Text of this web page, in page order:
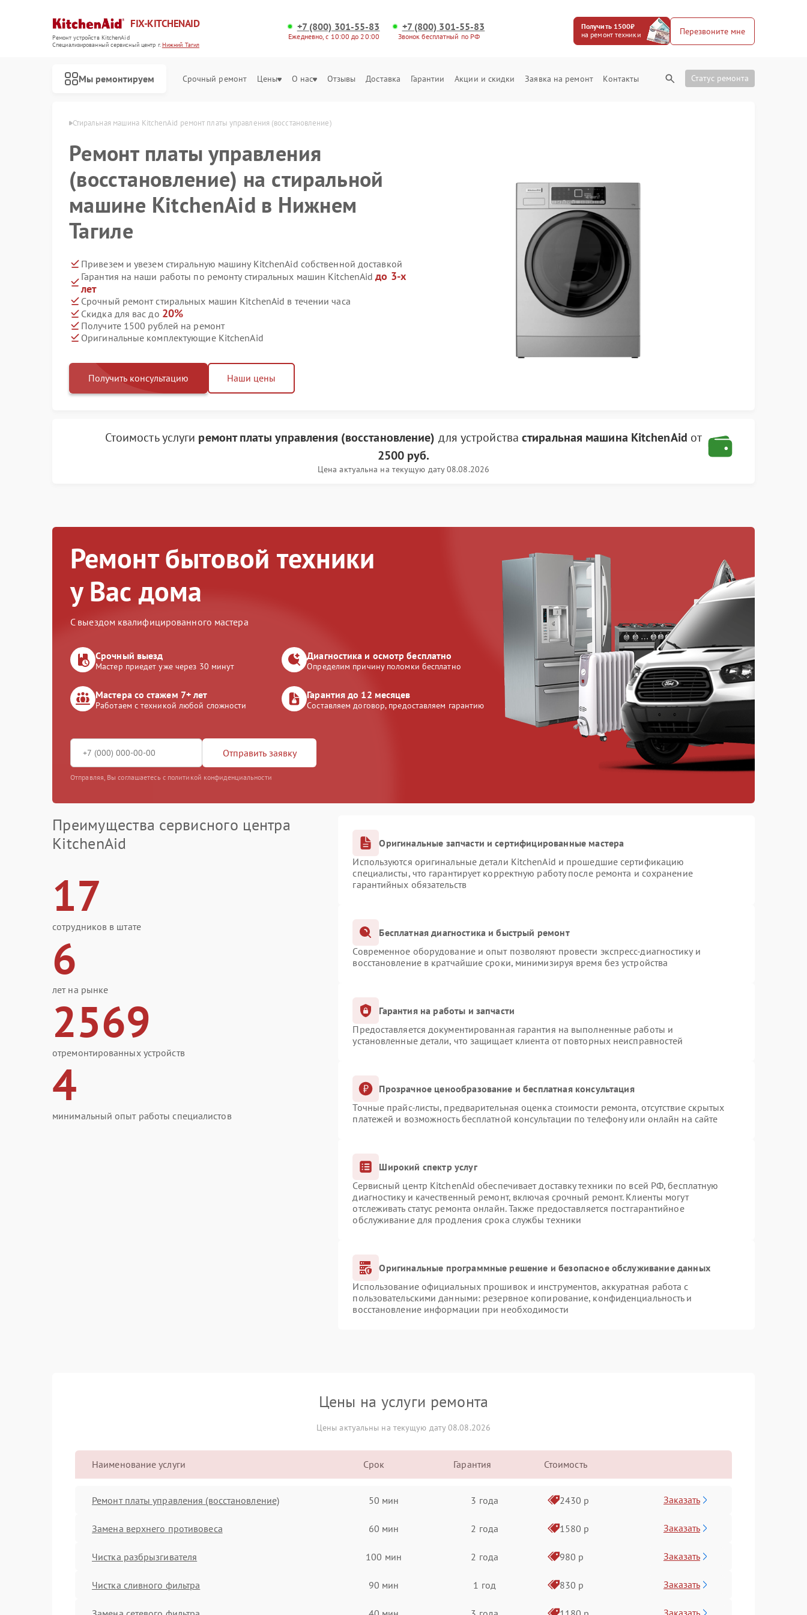
FIX-KITCHENAID
Ремонт устройств KitchenAid
Специализированный cервисный центр г.Нижний Тагил
+7 (800) 301-55-83
Ежедневно, с 10:00 до 20:00
+7 (800) 301-55-83
Звонок бесплатный по РФ
Получить 1500₽
на ремонт техники
Перезвоните мне
Мы ремонтируем Срочный ремонт Цены О нас Отзывы Доставка Гарантии Акции и скидки Заявка на ремонт Контакты Статус ремонта
Стиральная машина KitchenAid ремонт платы управления (восстановление)
Ремонт платы управления
(восстановление) на стиральной
машине KitchenAid в Нижнем
Тагиле
Привезем и увезем стиральную машину KitchenAid собственной доставкой
Гарантия на наши работы по ремонту стиральных машин KitchenAidдо 3-х
лет
Срочный ремонт стиральных машин KitchenAid в течении часа
Скидка для вас до 20%
Получите 1500 рублей на ремонт
Оригинальные комплектующие KitchenAid
Получить консультацию Наши цены
Стоимость услуги ремонт платы управления (восстановление) для устройствастиральная машина KitchenAid от
2500 руб.
Цена актуальна на текущую дату 08.08.2026
Ремонт бытовой техники
у Вас дома
С выездом квалифицированного мастера
Срочный выезд
Мастер приедет уже через 30 минут
Диагностика и осмотр бесплатно
Определим причину поломки бесплатно
Мастера со стажем 7+ лет
Работаем с техникой любой сложности
Гарантия до 12 месяцев
Составляем договор, предоставляем гарантию
Отправить заявку
Отправляя, Вы соглашаетесь с политикой конфиденциальности
Преимущества сервисного центра
KitchenAid
17
сотрудников в штате
6
лет на рынке
2569
отремонтированных устройств
4
минимальный опыт работы специалистов
Оригинальные запчасти и сертифицированные мастера
Используются оригинальные детали KitchenAid и прошедшие сертификацию
специалисты, что гарантирует корректную работу после ремонта и сохранение
гарантийных обязательств
Бесплатная диагностика и быстрый ремонт
Современное оборудование и опыт позволяют провести экспресс-диагностику и
восстановление в кратчайшие сроки, минимизируя время без устройства
Гарантия на работы и запчасти
Предоставляется документированная гарантия на выполненные работы и
установленные детали, что защищает клиента от повторных неисправностей
Прозрачное ценообразование и бесплатная консультация
Точные прайс-листы, предварительная оценка стоимости ремонта, отсутствие скрытых
платежей и возможность бесплатной консультации по телефону или онлайн на сайте
Широкий спектр услуг
Сервисный центр KitchenAid обеспечивает доставку техники по всей РФ, бесплатную
диагностику и качественный ремонт, включая срочный ремонт. Клиенты могут
отслеживать статус ремонта онлайн. Также предоставляется постгарантийное
обслуживание для продления срока службы техники
Оригинальные программные решение и безопасное обслуживание данных
Использование официальных прошивок и инструментов, аккуратная работа с
пользовательскими данными: резервное копирование, конфиденциальность и
восстановление информации при необходимости
Цены на услуги ремонта
Цены актуальны на текущую дату 08.08.2026
Наименование услуги Срок Гарантия Стоимость
Ремонт платы управления (восстановление) 50 мин 3 года 2430 р Заказать
Замена верхнего противовеса 60 мин 2 года 1580 р Заказать
Чистка разбрызгивателя 100 мин 2 года 980 р Заказать
Чистка сливного фильтра 90 мин 1 год 830 р Заказать
Заказать